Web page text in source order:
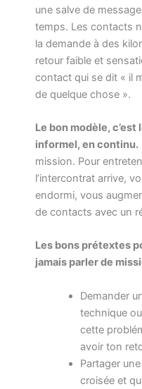
une salve de
temps. Les contacts
la demande à des
retour faible et
contact qui se dit « il
de quelque chose ».
Le bon modèle,
informel, en continu.
mission. Pour
l’intercontrat arrive,
endormi, vous
de contacts avec un
Les bons prétextes
jamais parler de
Demander
technique
cette
avoir ton
Partager
croisée et